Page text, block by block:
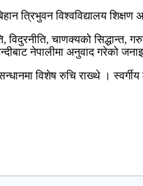
त्रिभुवन विश्वविद्यालय
चाणक्यको सिद्धान्त,
नेपालीमा अनुवाद गरेको
विशेष रुचि राख्थे ।